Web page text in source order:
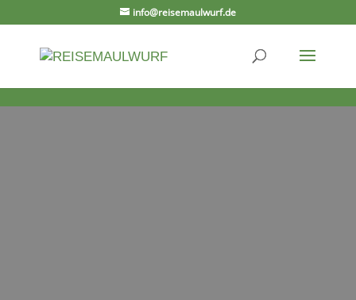
info@reisemaulwurf.de